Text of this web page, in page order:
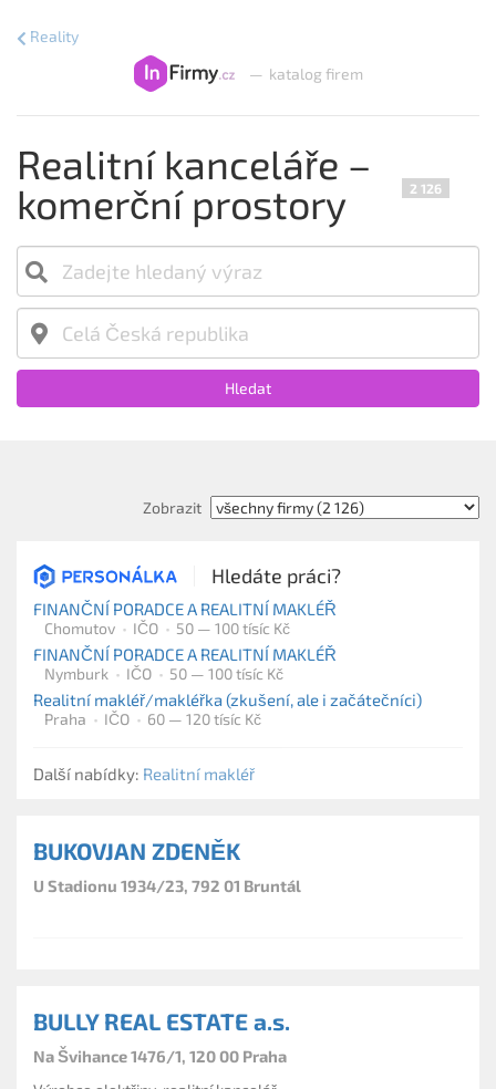
— katalog firem
Reality
Realitní kanceláře –
komerční prostory
2 126
Hledat
Zobrazit
Hledáte práci?
FINANČNÍ PORADCE A REALITNÍ MAKLÉŘ
Chomutov IČO 50 — 100 tísíc Kč
FINANČNÍ PORADCE A REALITNÍ MAKLÉŘ
Nymburk IČO 50 — 100 tísíc Kč
Realitní makléř/makléřka (zkušení, ale i začátečníci)
Praha IČO 60 — 120 tísíc Kč
Další nabídky: Realitní makléř
BUKOVJAN ZDENĚK
U Stadionu 1934/23, 792 01 Bruntál
BULLY REAL ESTATE a.s.
Na Švihance 1476/1, 120 00 Praha